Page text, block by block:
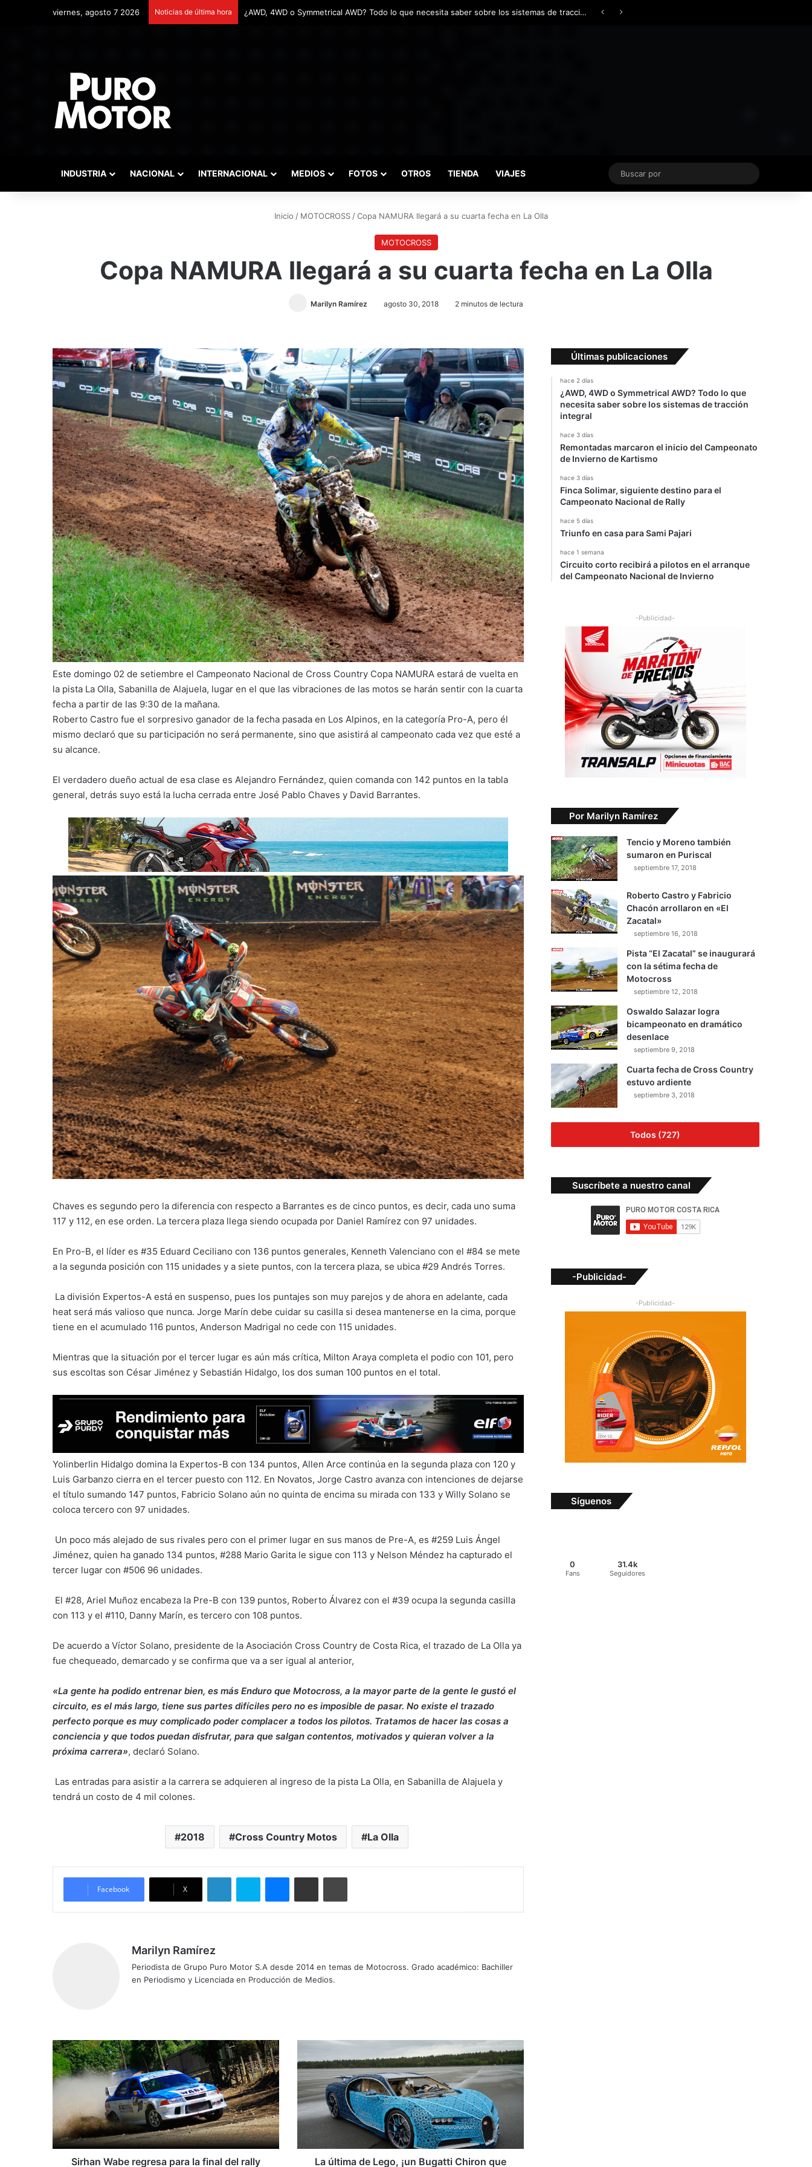
viernes, agosto 7 2026 Noticias de última hora Remontadas marcaron el inicio del Campeonato de Invierno de Kartismo
INDUSTRIA NACIONAL INTERNACIONAL MEDIOS FOTOS OTROS TIENDA VIAJES
Buscar
por
Inicio / MOTOCROSS /Copa NAMURA llegará a su cuarta fecha en La Olla
MOTOCROSS
Copa NAMURA llegará a su cuarta fecha en La Olla
Marilyn Ramírez agosto 30, 2018 2 minutos de lectura
Este domingo 02 de setiembre el Campeonato Nacional de Cross Country Copa NAMURA estará de vuelta en
la pista La Olla, Sabanilla de Alajuela, lugar en el que las vibraciones de las motos se harán sentir con la cuarta
fecha a partir de las 9:30 de la mañana.
Roberto Castro fue el sorpresivo ganador de la fecha pasada en Los Alpinos, en la categoría Pro-A, pero él
mismo declaró que su participación no será permanente, sino que asistirá al campeonato cada vez que esté a
su alcance.
El verdadero dueño actual de esa clase es Alejandro Fernández, quien comanda con 142 puntos en la tabla
general, detrás suyo está la lucha cerrada entre José Pablo Chaves y David Barrantes.
Chaves es segundo pero la diferencia con respecto a Barrantes es de cinco puntos, es decir, cada uno suma
117 y 112, en ese orden. La tercera plaza llega siendo ocupada por Daniel Ramírez con 97 unidades.
En Pro-B, el líder es #35 Eduard Ceciliano con 136 puntos generales, Kenneth Valenciano con el #84 se mete
a la segunda posición con 115 unidades y a siete puntos, con la tercera plaza, se ubica #29 Andrés Torres.
La división Expertos-A está en suspenso, pues los puntajes son muy parejos y de ahora en adelante, cada
heat será más valioso que nunca. Jorge Marín debe cuidar su casilla si desea mantenerse en la cima, porque
tiene en el acumulado 116 puntos, Anderson Madrigal no cede con 115 unidades.
Mientras que la situación por el tercer lugar es aún más crítica, Milton Araya completa el podio con 101, pero
sus escoltas son César Jiménez y Sebastián Hidalgo, los dos suman 100 puntos en el total.
Yolinberlin Hidalgo domina la Expertos-B con 134 puntos, Allen Arce continúa en la segunda plaza con 120 y
Luis Garbanzo cierra en el tercer puesto con 112. En Novatos, Jorge Castro avanza con intenciones de dejarse
el título sumando 147 puntos, Fabricio Solano aún no quinta de encima su mirada con 133 y Willy Solano se
coloca tercero con 97 unidades.
Un poco más alejado de sus rivales pero con el primer lugar en sus manos de Pre-A, es #259 Luis Ángel
Jiménez, quien ha ganado 134 puntos, #288 Mario Garita le sigue con 113 y Nelson Méndez ha capturado el
tercer lugar con #506 96 unidades.
El #28, Ariel Muñoz encabeza la Pre-B con 139 puntos, Roberto Álvarez con el #39 ocupa la segunda casilla
con 113 y el #110, Danny Marín, es tercero con 108 puntos.
De acuerdo a Víctor Solano, presidente de la Asociación Cross Country de Costa Rica, el trazado de La Olla ya
fue chequeado, demarcado y se confirma que va a ser igual al anterior,
«La gente ha podido entrenar bien, es más Enduro que Motocross, a la mayor parte de la gente le gustó el
circuito, es el más largo, tiene sus partes difíciles pero no es imposible de pasar. No existe el trazado
perfecto porque es muy complicado poder complacer a todos los pilotos. Tratamos de hacer las cosas a
conciencia y que todos puedan disfrutar, para que salgan contentos, motivados y quieran volver a la
próxima carrera», declaró Solano.
Las entradas para asistir a la carrera se adquieren al ingreso de la pista La Olla, en Sabanilla de Alajuela y
tendrá un costo de 4 mil colones.
2018 Cross Country Motos La Olla
Facebook X
Marilyn Ramírez
Periodista de Grupo Puro Motor S.A desde 2014 en temas de Motocross. Grado académico: Bachiller
en Periodismo y Licenciada en Producción de Medios.
S
i
r
h
n
W
a
b
Sirhan Wabe regresa para la final del rally
a
ú
l
t
m
d
La última de Lego, ¡un Bugatti Chiron que
Últimas publicaciones
hace 2 días
¿AWD, 4WD o Symmetrical AWD? Todo lo que
necesita saber sobre los sistemas de tracción
integral
hace 3 días
Remontadas marcaron el inicio del Campeonato
de Invierno de Kartismo
hace 3 días
Finca Solimar, siguiente destino para el
Campeonato Nacional de Rally
hace 5 días
Triunfo en casa para Sami Pajari
hace 1 semana
Circuito corto recibirá a pilotos en el arranque
del Campeonato Nacional de Invierno
-Publicidad-
Por Marilyn Ramírez
Tencio y Moreno también
sumaron en Puriscal
septiembre 17, 2018
Roberto Castro y Fabricio
Chacón arrollaron en «El
Zacatal»
septiembre 16, 2018
Pista “El Zacatal” se inaugurará
con la sétima fecha de
Motocross
septiembre 12, 2018
Oswaldo Salazar logra
bicampeonato en dramático
desenlace
septiembre 9, 2018
Cuarta fecha de Cross Country
estuvo ardiente
septiembre 3, 2018
Todos (727)
Suscríbete a nuestro canal
-Publicidad-
-Publicidad-
Síguenos
0
Fans
31.4k
Seguidores